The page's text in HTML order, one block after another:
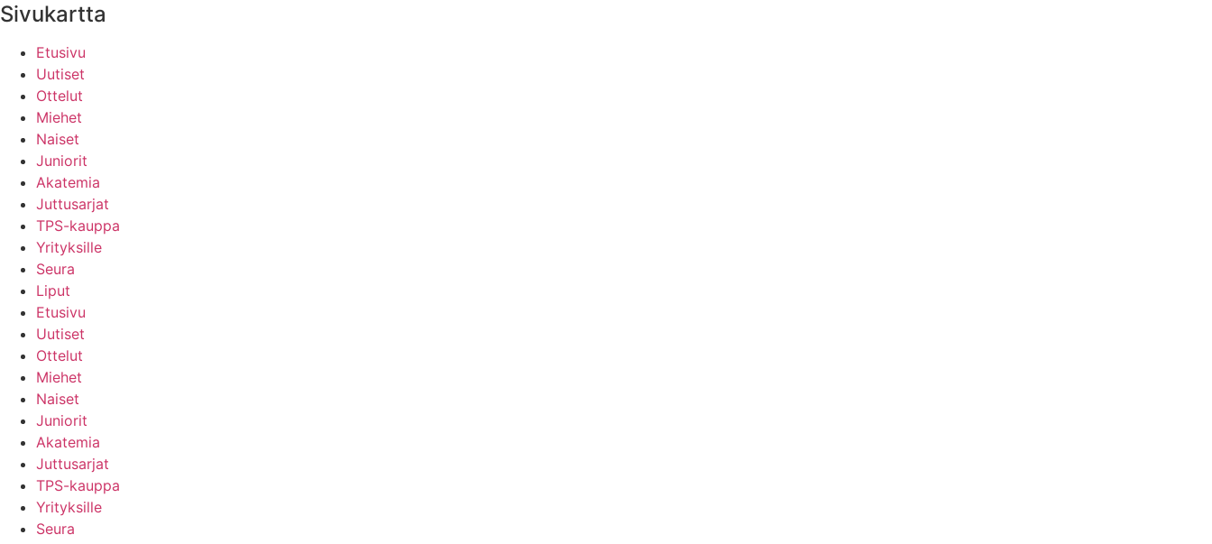
Sivukartta
Etusivu
Uutiset
Ottelut
Miehet
Naiset
Juniorit
Akatemia
Juttusarjat
TPS-kauppa
Yrityksille
Seura
Liput
Etusivu
Uutiset
Ottelut
Miehet
Naiset
Juniorit
Akatemia
Juttusarjat
TPS-kauppa
Yrityksille
Seura